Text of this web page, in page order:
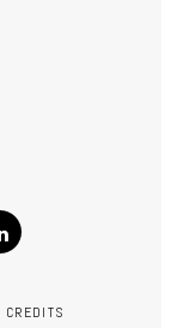
CREDITS